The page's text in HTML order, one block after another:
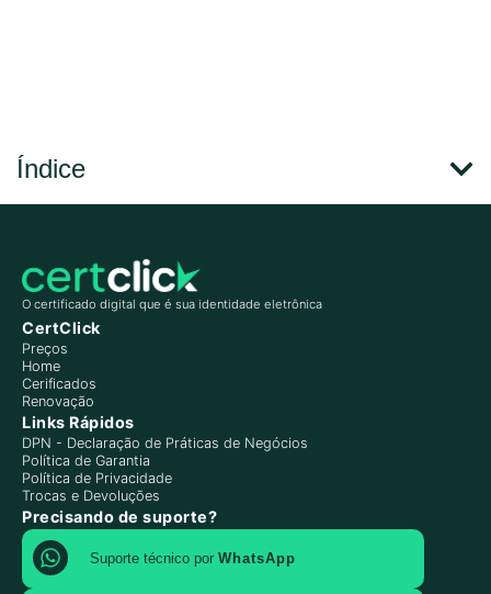
Índice
O certificado digital que é sua identidade eletrônica
CertClick
Preços
Home
Cerificados
Renovação
Links Rápidos
DPN - Declaração de Práticas de Negócios
Política de Garantia
Política de Privacidade
Trocas e Devoluções
Precisando de suporte?
Suporte técnico porWhatsApp